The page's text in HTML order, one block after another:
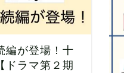
編が登場！十
ドラマ第２期